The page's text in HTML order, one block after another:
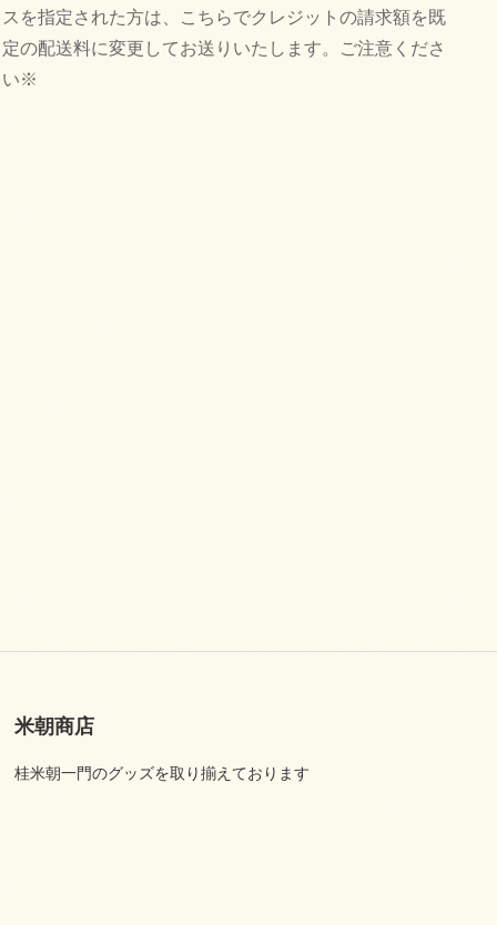
スを指定された方は、こちらでクレジットの請求額を既
定の配送料に変更してお送りいたします。ご注意くださ
い※
米朝商店
桂米朝一門のグッズを取り揃えております